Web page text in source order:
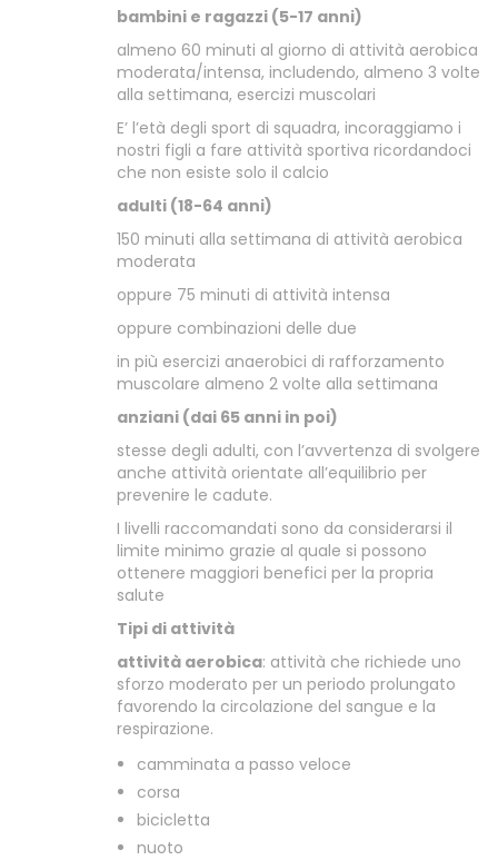
bambini e ragazzi (5-17 anni)
almeno 60 minuti al giorno di attività aerobica
moderata/intensa, includendo, almeno 3 volte
alla settimana, esercizi muscolari
E’ l’età degli sport di squadra, incoraggiamo i
nostri figli a fare attività sportiva ricordandoci
che non esiste solo il calcio
adulti (18-64 anni)
150 minuti alla settimana di attività aerobica
moderata
oppure 75 minuti di attività intensa
oppure combinazioni delle due
in più esercizi anaerobici di rafforzamento
muscolare almeno 2 volte alla settimana
anziani (dai 65 anni in poi)
stesse degli adulti, con l’avvertenza di svolgere
anche attività orientate all’equilibrio per
prevenire le cadute.
I livelli raccomandati sono da considerarsi il
limite minimo grazie al quale si possono
ottenere maggiori benefici per la propria
salute
Tipi di attività
attività aerobica: attività che richiede uno
sforzo moderato per un periodo prolungato
favorendo la circolazione del sangue e la
respirazione.
camminata a passo veloce
corsa
bicicletta
nuoto